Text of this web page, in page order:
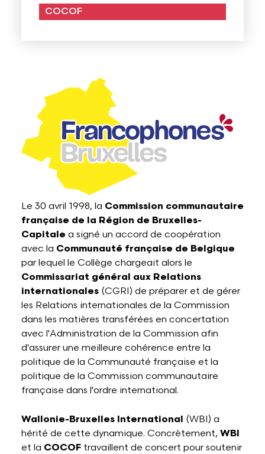
Le 30 avril 1998, la Commission communautaire
française de la Région de Bruxelles-
Capitale a signé un accord de coopération
avec la Communauté française de Belgique
par lequel le Collège chargeait alors le
Commissariat général aux Relations
internationales (CGRI) de préparer et de gérer
les Relations internationales de la Commission
dans les matières transférées en concertation
avec l'Administration de la Commission afin
d'assurer une meilleure cohérence entre la
politique de la Communauté française et la
politique de la Commission communautaire
française dans l'ordre international.
Wallonie-Bruxelles International (WBI) a
hérité de cette dynamique. Concrètement, WBI
et la COCOF travaillent de concert pour soutenir
COCOF
Musique
Théâtre, Cirque et Arts de la rue,
Humour